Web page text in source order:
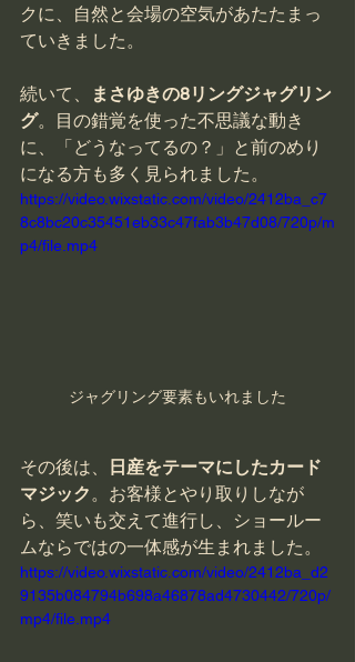
クに、自然と会場の空気があたたまっ
ていきました。
続いて、
まさゆきの8リングジャグリン
グ。目の錯覚を使った不思議な動き
に、「どうなってるの？」と前のめり
になる方も多く見られました。
https://video.wixstatic.com/video/2412ba_c7
8c8bc20c35451eb33c47fab3b47d08/720p/m
p4/file.mp4
ジャグリング要素もいれました
その後は、
日産をテーマにしたカード
マジック 。お客様とやり取りしなが
ら、笑いも交えて進行し、ショールー
ムならではの一体感が生まれました。
https://video.wixstatic.com/video/2412ba_d2
9135b084794b698a46878ad4730442/720p/
mp4/file.mp4